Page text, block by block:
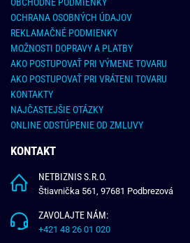
OCHRANA OSOBNÝCH ÚDAJOV
REKLAMAČNÉ PODMIENKY
MOŽNOSTI DOPRAVY A PLATBY
AKO POSTUPOVAŤ PRI VÝMENE TOVARU
AKO POSTUPOVAŤ PRI VRÁTENI TOVARU
KONTAKTY
NAJČASTEJŠIE OTÁZKY
ONLINE ODSTÚPENIE OD ZMLUVY
KONTAKT
NETBIZNIS S.R.O.
Štiavnička 561, 97681 Podbrezová
ZAVOLAJTE NÁM:
+421 48 26 01 020